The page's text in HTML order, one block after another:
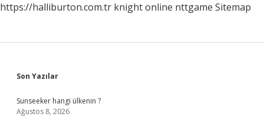
https://halliburton.com.tr knight online nttgame Sitemap
Sidebar
Son Yazılar
Sunseeker hangi ülkenin ?
Ağustos 8, 2026